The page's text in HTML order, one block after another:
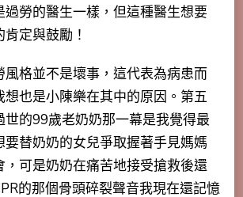
過勞的醫生一樣，但這種醫生想要
定與鼓勵！
風格並不是壞事，這代表為病患而
想也是小陳樂在其中的原因。第五
世的99歲老奶奶那一幕是我覺得最
要替奶奶的女兒爭取握著手見媽媽
，可是奶奶在痛苦地接受搶救後還
的那個骨頭碎裂聲音我現在還記憶